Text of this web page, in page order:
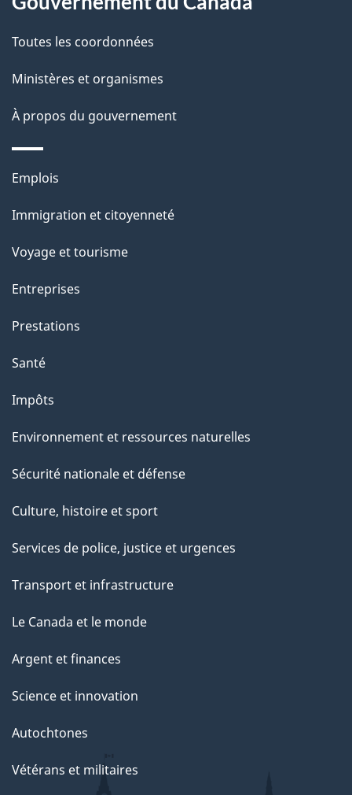
p
a
g
e
Toutes les coordonnées
Ministères et organismes
À propos du gouvernement
Thèmes
sujets
Emplois
Immigration et citoyenneté
Voyage et tourisme
Entreprises
Prestations
Santé
Impôts
Environnement et ressources naturelles
Sécurité nationale et défense
Culture, histoire et sport
Services de police, justice et urgences
Transport et infrastructure
Le Canada et le monde
Argent et finances
Science et innovation
Autochtones
Vétérans et militaires